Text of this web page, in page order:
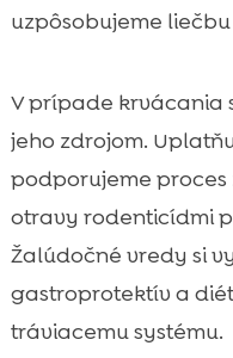
uzpôsobujeme
V prípade krvácania
jeho zdrojom.
podporujeme
otravy rodenticídmi
Žalúdočné vredy si
gastroprotektív a
tráviacemu systému.